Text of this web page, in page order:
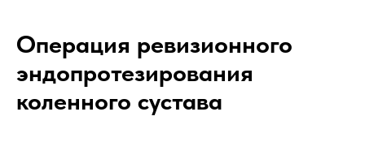
Операция ревизионного
эндопротезирования
коленного сустава